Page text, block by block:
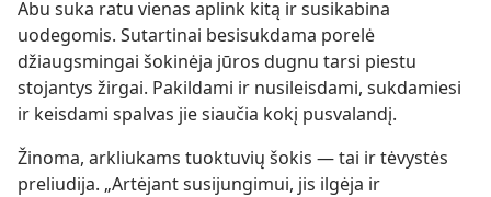
Abu suka ratu vienas aplink kitą ir susikabina
uodegomis. Sutartinai besisukdama porelė
džiaugsmingai šokinėja jūros dugnu tarsi piestu
stojantys žirgai. Pakildami ir nusileisdami, sukdamiesi
ir keisdami spalvas jie siaučia kokį pusvalandį.
Žinoma, arkliukams tuoktuvių šokis — tai ir tėvystės
preliudija. „Artėjant susijungimui, jis ilgėja ir